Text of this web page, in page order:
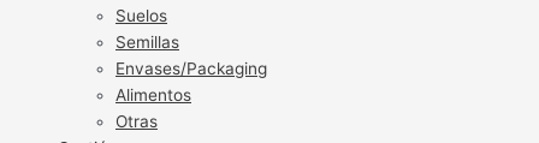
Suelos
Semillas
Envases/Packaging
Alimentos
Otras